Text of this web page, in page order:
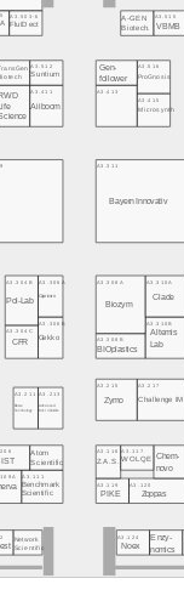
A3.124
Noex
Enzy-
nomics
Network
Scientific
A3.111
Benchmark
Scientific
A3.119
PIKE
A3.120
Zoppas
A3.116
Z.A.S.
Chem-
novo
IST
Atom
Scientific
A3.117
WOLQE
A3.211
Biowe
Technology
A3.213
Advanced
Microfluidics
A3.215
Zymo
A3.217
Challenge IM
A3.304C
CFR
A3.306B
Gekko
A3.308B
BIOplastics
A3.310B
Altemis
Lab
A3.308A
Biozym
A3.304B
Pol-Lab
A3.306A
Capricorn
A3.310A
Clade
A3.311
Bayern Innovativ
A3.411
Aiiboom
A3.413
A3.415
Microsynth
A3.516
ProGnosis
A3.512
Suntium
Gen-
follower
5 A3.503-6
FluIDect
A-GEN
Biotech.
A3.515
VBMB